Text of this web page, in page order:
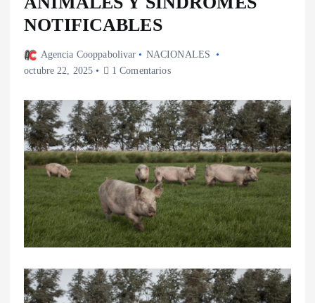
NOTIFICABLES
Agencia Cooppabolivar
NACIONALES
octubre 22, 2025
1 Comentarios